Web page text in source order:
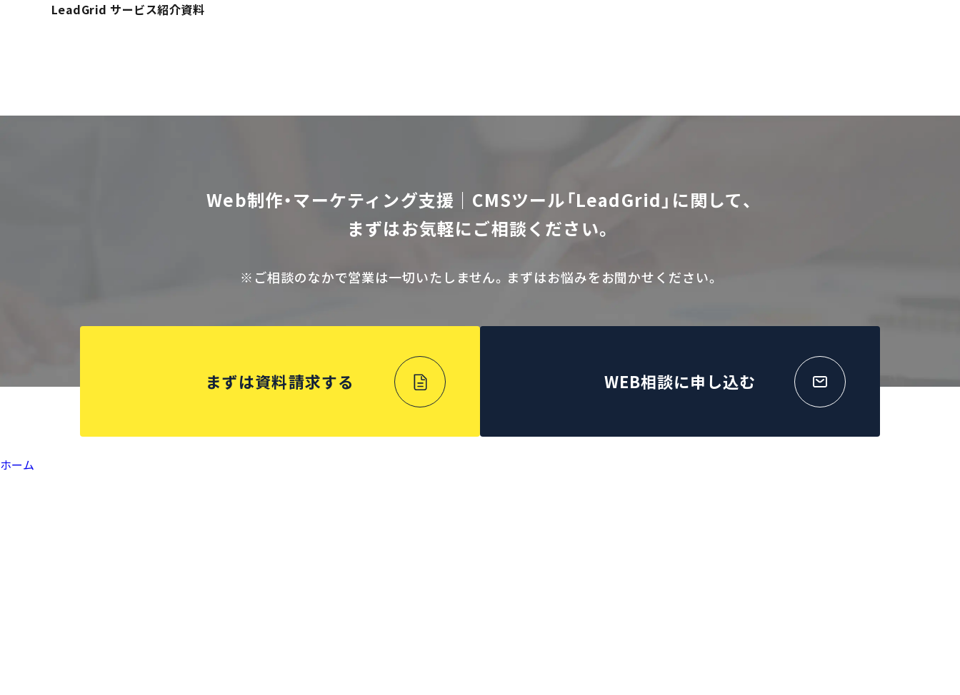
LeadGrid サービス紹介資料
Web制作・マーケティング支援｜CMSツール「LeadGrid」に関して、
まずはお気軽にご相談ください。
※ご相談のなかで営業は一切いたしません。まずはお悩みをお聞かせください。
まずは資料請求する WEB相談に申し込む
ホーム